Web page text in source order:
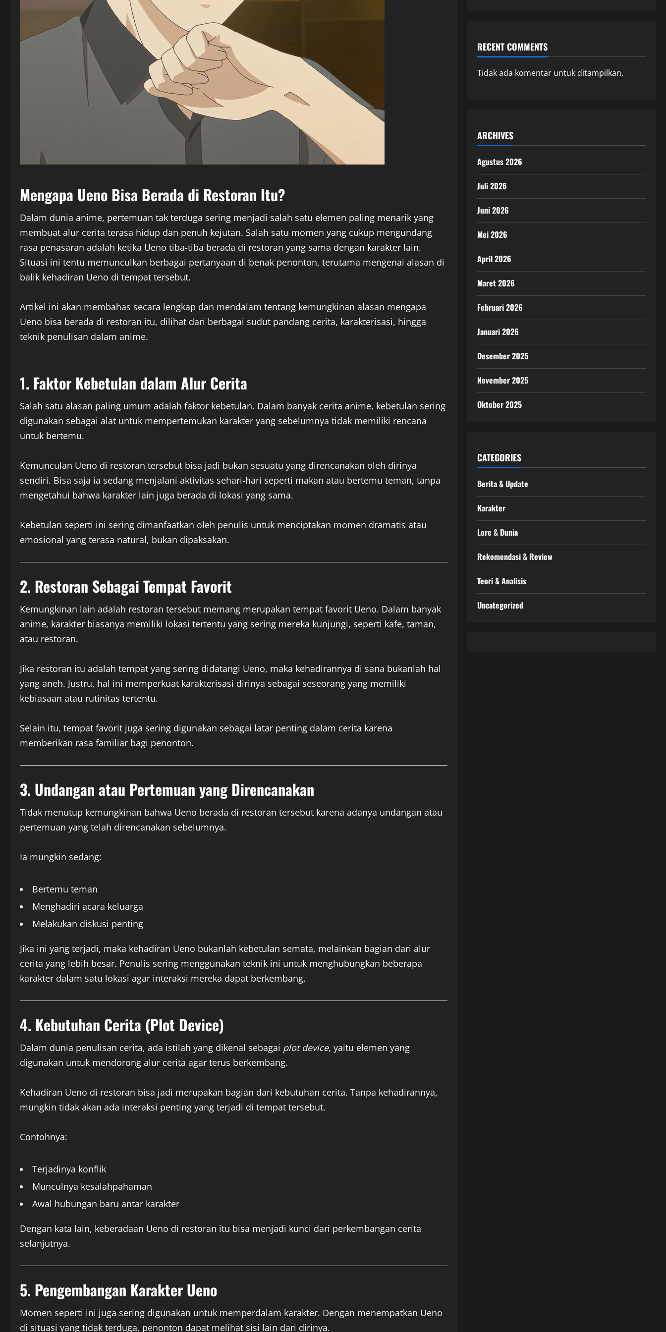
Mengapa Ueno Bisa Berada di Restoran Itu?
Dalam dunia anime, pertemuan tak terduga sering menjadi salah satu elemen paling menarik yang
membuat alur cerita terasa hidup dan penuh kejutan. Salah satu momen yang cukup mengundang
rasa penasaran adalah ketika Ueno tiba-tiba berada di restoran yang sama dengan karakter lain.
Situasi ini tentu memunculkan berbagai pertanyaan di benak penonton, terutama mengenai alasan di
balik kehadiran Ueno di tempat tersebut.
Artikel ini akan membahas secara lengkap dan mendalam tentang kemungkinan alasan mengapa
Ueno bisa berada di restoran itu, dilihat dari berbagai sudut pandang cerita, karakterisasi, hingga
teknik penulisan dalam anime.
1. Faktor Kebetulan dalam Alur Cerita
Salah satu alasan paling umum adalah faktor kebetulan. Dalam banyak cerita anime, kebetulan sering
digunakan sebagai alat untuk mempertemukan karakter yang sebelumnya tidak memiliki rencana
untuk bertemu.
Kemunculan Ueno di restoran tersebut bisa jadi bukan sesuatu yang direncanakan oleh dirinya
sendiri. Bisa saja ia sedang menjalani aktivitas sehari-hari seperti makan atau bertemu teman, tanpa
mengetahui bahwa karakter lain juga berada di lokasi yang sama.
Kebetulan seperti ini sering dimanfaatkan oleh penulis untuk menciptakan momen dramatis atau
emosional yang terasa natural, bukan dipaksakan.
2. Restoran Sebagai Tempat Favorit
Kemungkinan lain adalah restoran tersebut memang merupakan tempat favorit Ueno. Dalam banyak
anime, karakter biasanya memiliki lokasi tertentu yang sering mereka kunjungi, seperti kafe, taman,
atau restoran.
Jika restoran itu adalah tempat yang sering didatangi Ueno, maka kehadirannya di sana bukanlah hal
yang aneh. Justru, hal ini memperkuat karakterisasi dirinya sebagai seseorang yang memiliki
kebiasaan atau rutinitas tertentu.
Selain itu, tempat favorit juga sering digunakan sebagai latar penting dalam cerita karena
memberikan rasa familiar bagi penonton.
3. Undangan atau Pertemuan yang Direncanakan
Tidak menutup kemungkinan bahwa Ueno berada di restoran tersebut karena adanya undangan atau
pertemuan yang telah direncanakan sebelumnya.
Ia mungkin sedang:
Bertemu teman
Menghadiri acara keluarga
Melakukan diskusi penting
Jika ini yang terjadi, maka kehadiran Ueno bukanlah kebetulan semata, melainkan bagian dari alur
cerita yang lebih besar. Penulis sering menggunakan teknik ini untuk menghubungkan beberapa
karakter dalam satu lokasi agar interaksi mereka dapat berkembang.
4. Kebutuhan Cerita (Plot Device)
Dalam dunia penulisan cerita, ada istilah yang dikenal sebagai plot device, yaitu elemen yang
digunakan untuk mendorong alur cerita agar terus berkembang.
Kehadiran Ueno di restoran bisa jadi merupakan bagian dari kebutuhan cerita. Tanpa kehadirannya,
mungkin tidak akan ada interaksi penting yang terjadi di tempat tersebut.
Contohnya:
Terjadinya konflik
Munculnya kesalahpahaman
Awal hubungan baru antar karakter
Dengan kata lain, keberadaan Ueno di restoran itu bisa menjadi kunci dari perkembangan cerita
selanjutnya.
5. Pengembangan Karakter Ueno
Momen seperti ini juga sering digunakan untuk memperdalam karakter. Dengan menempatkan Ueno
di situasi yang tidak terduga, penonton dapat melihat sisi lain dari dirinya.
RECENT COMMENTS
Tidak ada komentar untuk ditampilkan.
ARCHIVES
Agustus 2026
Juli 2026
Juni 2026
Mei 2026
April 2026
Maret 2026
Februari 2026
Januari 2026
Desember 2025
November 2025
Oktober 2025
CATEGORIES
Berita & Update
Karakter
Lore & Dunia
Rekomendasi & Review
Teori & Analisis
Uncategorized